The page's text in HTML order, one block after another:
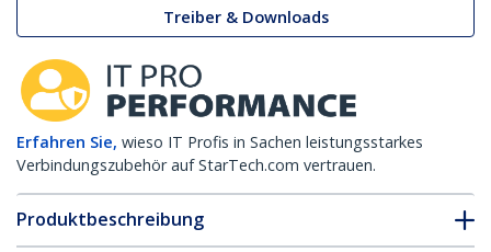
Treiber & Downloads
Erfahren Sie, wieso IT Profis in Sachen leistungsstarkes
Verbindungszubehör auf StarTech.com vertrauen.
Produktbeschreibung